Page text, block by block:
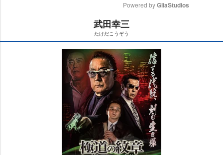
t
e
Powered by GliaStudios
武田幸三
たけだこうぞう